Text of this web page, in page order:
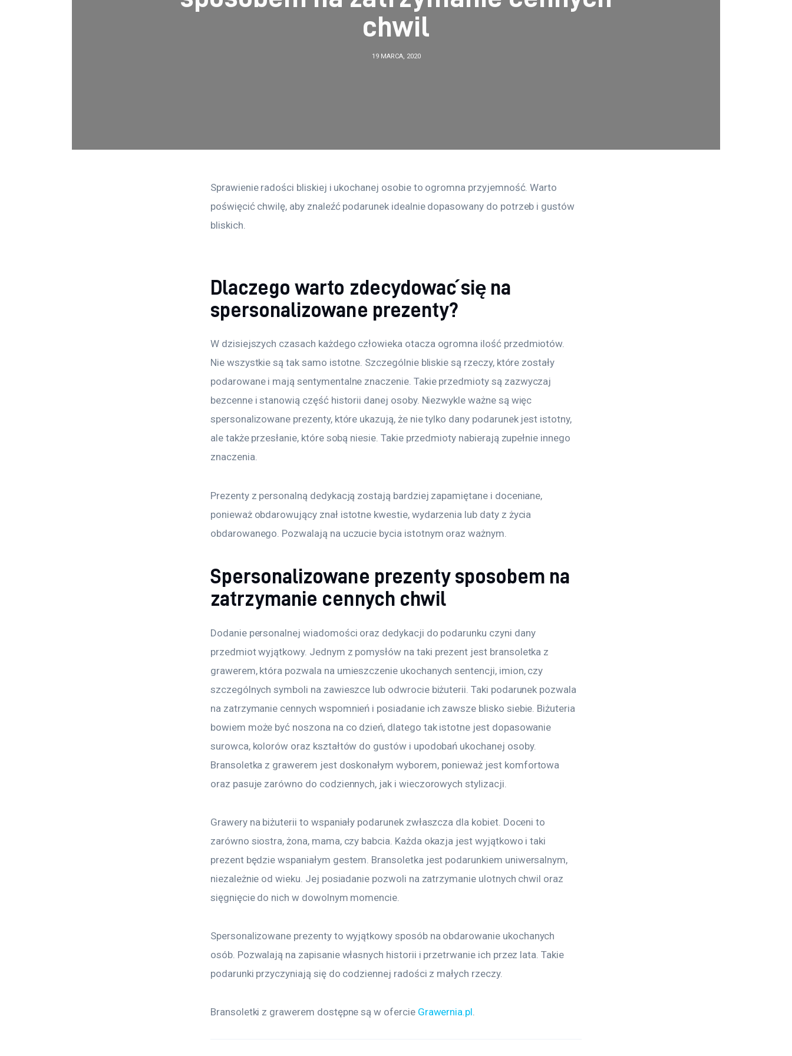
chwil
19 MARCA, 2020
Sprawienie radości bliskiej i ukochanej osobie to ogromna przyjemność. Warto
poświęcić chwilę, aby znaleźć podarunek idealnie dopasowany do potrzeb i gustów
bliskich.
Dlaczego warto zdecydować się na
spersonalizowane prezenty?
W dzisiejszych czasach każdego człowieka otacza ogromna ilość przedmiotów.
Nie wszystkie są tak samo istotne. Szczególnie bliskie są rzeczy, które zostały
podarowane i mają sentymentalne znaczenie. Takie przedmioty są zazwyczaj
bezcenne i stanowią część historii danej osoby. Niezwykle ważne są więc
spersonalizowane prezenty, które ukazują, że nie tylko dany podarunek jest istotny,
ale także przesłanie, które sobą niesie. Takie przedmioty nabierają zupełnie innego
znaczenia.
Prezenty z personalną dedykacją zostają bardziej zapamiętane i doceniane,
ponieważ obdarowujący znał istotne kwestie, wydarzenia lub daty z życia
obdarowanego. Pozwalają na uczucie bycia istotnym oraz ważnym.
Spersonalizowane prezenty sposobem na
zatrzymanie cennych chwil
Dodanie personalnej wiadomości oraz dedykacji do podarunku czyni dany
przedmiot wyjątkowy. Jednym z pomysłów na taki prezent jest bransoletka z
grawerem, która pozwala na umieszczenie ukochanych sentencji, imion, czy
szczególnych symboli na zawieszce lub odwrocie biżuterii. Taki podarunek pozwala
na zatrzymanie cennych wspomnień i posiadanie ich zawsze blisko siebie. Biżuteria
bowiem może być noszona na co dzień, dlatego tak istotne jest dopasowanie
surowca, kolorów oraz kształtów do gustów i upodobań ukochanej osoby.
Bransoletka z grawerem jest doskonałym wyborem, ponieważ jest komfortowa
oraz pasuje zarówno do codziennych, jak i wieczorowych stylizacji.
Grawery na biżuterii to wspaniały podarunek zwłaszcza dla kobiet. Doceni to
zarówno siostra, żona, mama, czy babcia. Każda okazja jest wyjątkowo i taki
prezent będzie wspaniałym gestem. Bransoletka jest podarunkiem uniwersalnym,
niezależnie od wieku. Jej posiadanie pozwoli na zatrzymanie ulotnych chwil oraz
sięgnięcie do nich w dowolnym momencie.
Spersonalizowane prezenty to wyjątkowy sposób na obdarowanie ukochanych
osób. Pozwalają na zapisanie własnych historii i przetrwanie ich przez lata. Takie
podarunki przyczyniają się do codziennej radości z małych rzeczy.
Bransoletki z grawerem dostępne są w ofercie Grawernia.pl.